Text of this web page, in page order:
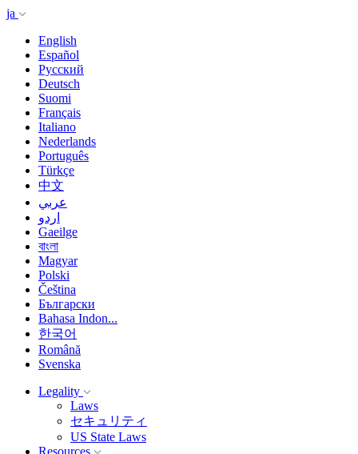
ja
English
Español
Русский
Deutsch
Suomi
Français
Italiano
Nederlands
Português
Türkçe
中文
عربي
اردو
Gaeilge
বাংলা
Magyar
Polski
Čeština
Български
Bahasa Indon...
한국어
Română
Svenska
Legality
Laws
セキュリティ
US State Laws
Resources